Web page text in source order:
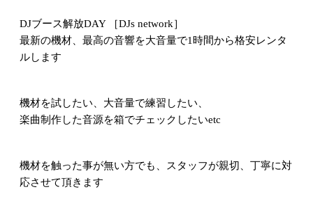
DJブース解放DAY ［DJs network］
最新の機材、最高の音響を大音量で1時間から格安レンタ
ルします
機材を試したい、大音量で練習したい、
楽曲制作した音源を箱でチェックしたいetc
機材を触った事が無い方でも、スタッフが親切、丁寧に対
応させて頂きます